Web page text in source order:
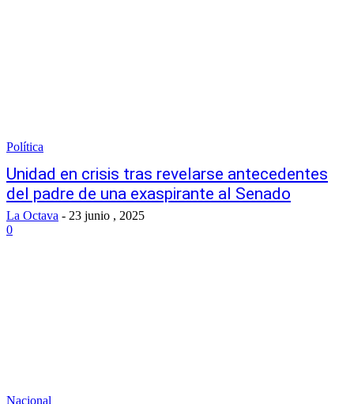
Política
Unidad en crisis tras revelarse antecedentes
del padre de una exaspirante al Senado
La Octava - 23 junio , 2025
0
Nacional